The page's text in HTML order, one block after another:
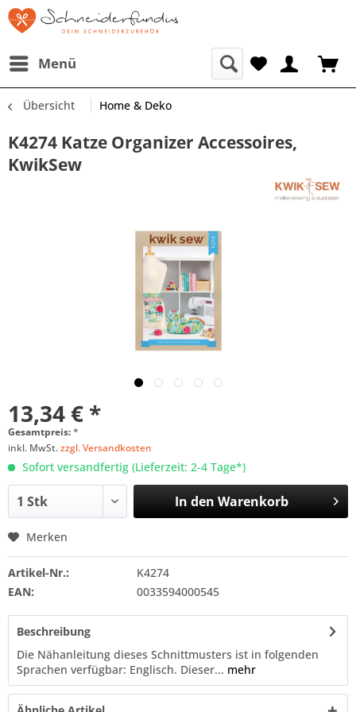
Menü
Übersicht Home & Deko
K4274 Katze Organizer Accessoires,
KwikSew
13,34 € *
Gesamtpreis:*
inkl. MwSt.zzgl. Versandkosten
Sofort versandfertig (Lieferzeit: 2-4 Tage*)
In den Warenkorb
Merken
Artikel-Nr.:
K4274
EAN:
0033594000545
Beschreibung
Die Nähanleitung dieses Schnittmusters ist in folgenden
Sprachen verfügbar: Englisch. Dieser... mehr